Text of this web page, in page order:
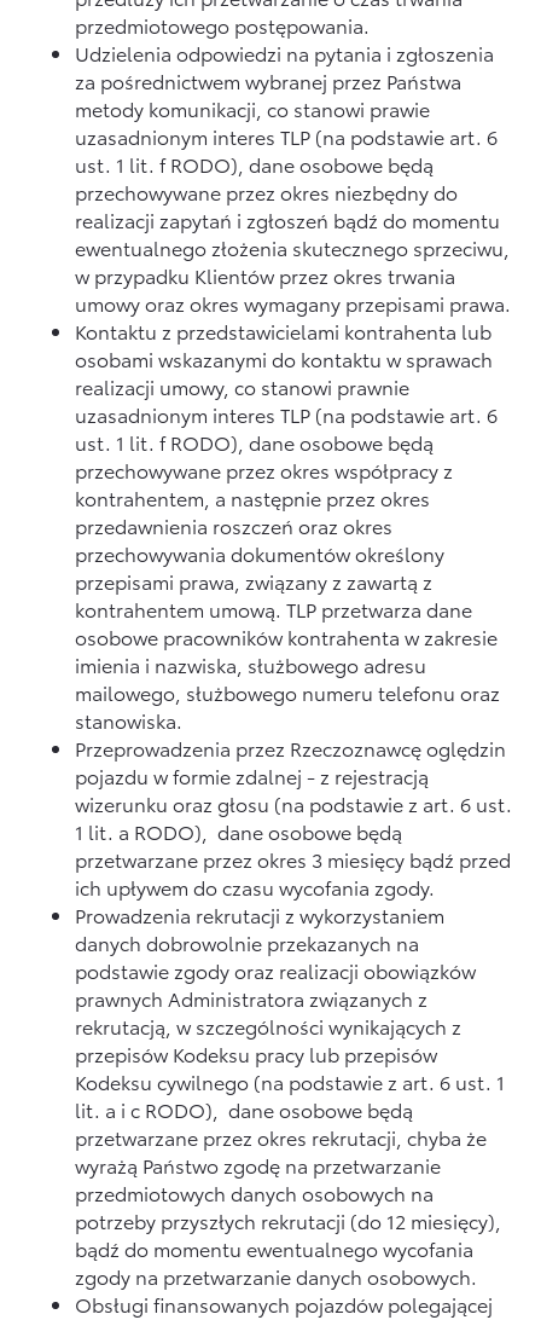
przedmiotowego postępowania.
Udzielenia odpowiedzi na pytania i zgłoszenia
za pośrednictwem wybranej przez Państwa
metody komunikacji, co stanowi prawie
uzasadnionym interes TLP (na podstawie art. 6
ust. 1 lit. f RODO), dane osobowe będą
przechowywane przez okres niezbędny do
realizacji zapytań i zgłoszeń bądź do momentu
ewentualnego złożenia skutecznego sprzeciwu,
w przypadku Klientów przez okres trwania
umowy oraz okres wymagany przepisami prawa.
Kontaktu z przedstawicielami kontrahenta lub
osobami wskazanymi do kontaktu w sprawach
realizacji umowy, co stanowi prawnie
uzasadnionym interes TLP (na podstawie art. 6
ust. 1 lit. f RODO), dane osobowe będą
przechowywane przez okres współpracy z
kontrahentem, a następnie przez okres
przedawnienia roszczeń oraz okres
przechowywania dokumentów określony
przepisami prawa, związany z zawartą z
kontrahentem umową. TLP przetwarza dane
osobowe pracowników kontrahenta w zakresie
imienia i nazwiska, służbowego adresu
mailowego, służbowego numeru telefonu oraz
stanowiska.
Przeprowadzenia przez Rzeczoznawcę oględzin
pojazdu w formie zdalnej - z rejestracją
wizerunku oraz głosu (na podstawie z art. 6 ust.
1 lit. a RODO), dane osobowe będą
przetwarzane przez okres 3 miesięcy bądź przed
ich upływem do czasu wycofania zgody.
Prowadzenia rekrutacji z wykorzystaniem
danych dobrowolnie przekazanych na
podstawie zgody oraz realizacji obowiązków
prawnych Administratora związanych z
rekrutacją, w szczególności wynikających z
przepisów Kodeksu pracy lub przepisów
Kodeksu cywilnego (na podstawie z art. 6 ust. 1
lit. a i c RODO), dane osobowe będą
przetwarzane przez okres rekrutacji, chyba że
wyrażą Państwo zgodę na przetwarzanie
przedmiotowych danych osobowych na
potrzeby przyszłych rekrutacji (do 12 miesięcy),
bądź do momentu ewentualnego wycofania
zgody na przetwarzanie danych osobowych.
Obsługi finansowanych pojazdów polegającej